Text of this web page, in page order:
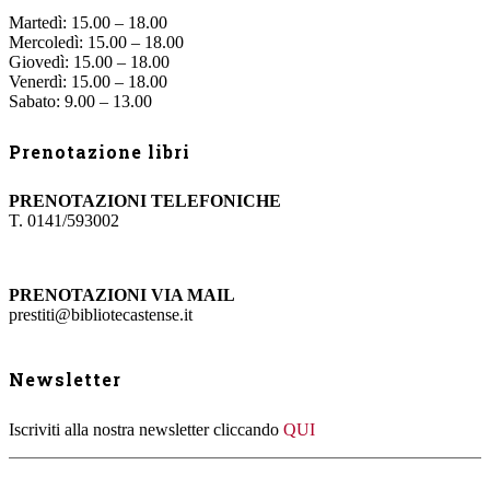
Martedì: 15.00 – 18.00
Mercoledì: 15.00 – 18.00
Giovedì: 15.00 – 18.00
Venerdì: 15.00 – 18.00
Sabato: 9.00 – 13.00
Prenotazione libri
PRENOTAZIONI TELEFONICHE
T. 0141/593002
PRENOTAZIONI VIA MAIL
prestiti@bibliotecastense.it
Newsletter
Iscriviti alla nostra newsletter cliccando QUI